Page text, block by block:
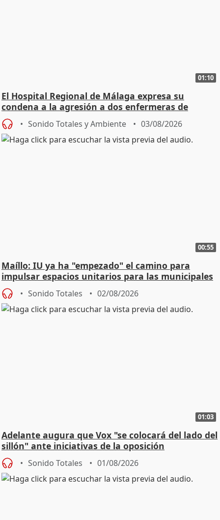
01:10
El Hospital Regional de Málaga expresa su
condena a la agresión a dos enfermeras de
Urgencias
Sonido Totales y Ambiente 03/08/2026
00:55
Maíllo: IU ya ha "empezado" el camino para
impulsar espacios unitarios para las municipales
Sonido Totales 02/08/2026
01:03
Adelante augura que Vox "se colocará del lado del
sillón" ante iniciativas de la oposición
Sonido Totales 01/08/2026